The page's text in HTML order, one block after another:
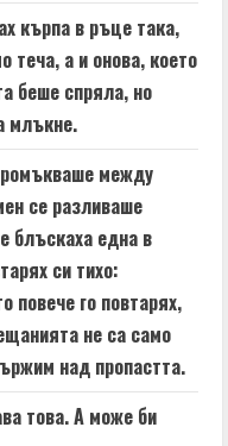
кърпа в ръце така,
а и онова, което
беше спряла, но
млъкне.
между
се разливаше
блъскаха една в
си тихо:
повече го повтарях,
не са само
над пропастта.
това. А може би